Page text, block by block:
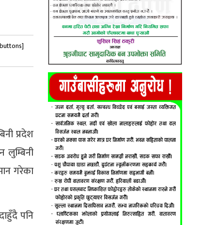
प्रदेश
लुम्बिनी
गरेका
पनि